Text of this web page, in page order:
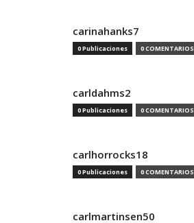
carinahanks7
0 Publicaciones 0 COMENTARIOS
carldahms2
0 Publicaciones 0 COMENTARIOS
carlhorrocks18
0 Publicaciones 0 COMENTARIOS
carlmartinsen50